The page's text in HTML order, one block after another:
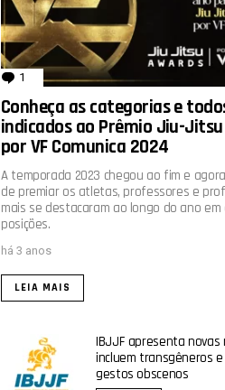
1 comentário
Conheça as categorias e
indicados ao Prêmio Jiu-
por VF Comunica 2024
A temporada 2023 chegou ao fim e
de premiar os atletas, professores e
mais se destacaram ao longo do ano em
posições.
há 3 anos
LEIA MAIS
IBJJF apresenta novas
incluem transgêneros
gestos obscenos